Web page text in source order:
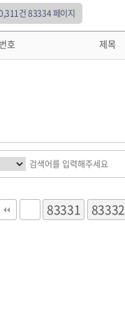
건83334 페이지
번호 제목
83331 83332